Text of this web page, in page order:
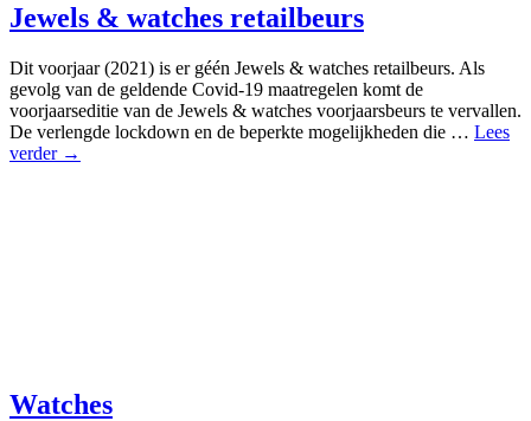
Jewels & watches retailbeurs
Dit voorjaar (2021) is er géén Jewels & watches retailbeurs. Als
gevolg van de geldende Covid-19 maatregelen komt de
voorjaarseditie van de Jewels & watches voorjaarsbeurs te vervallen.
De verlengde lockdown en de beperkte mogelijkheden die … Lees
verder →
Watches